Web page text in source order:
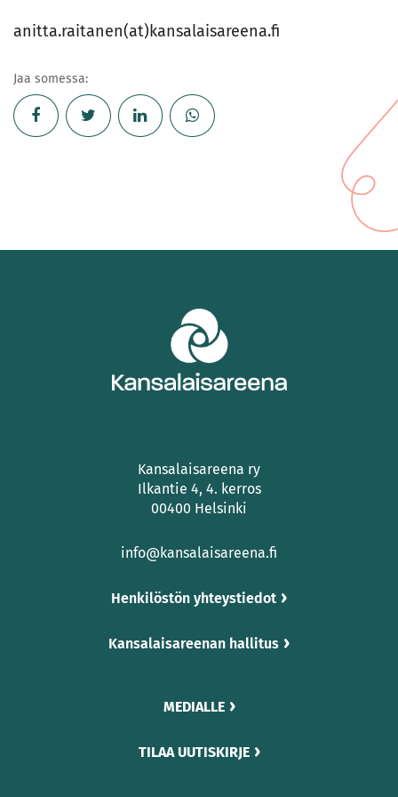
anitta.raitanen(at)kansalaisareena.fi
Jaa somessa:
Kansalaisareena ry
Ilkantie 4, 4. kerros
00400 Helsinki
info@kansalaisareena.fi
Henkilöstön yhteystiedot
Kansalaisareenan hallitus
MEDIALLE
TILAA UUTISKIRJE